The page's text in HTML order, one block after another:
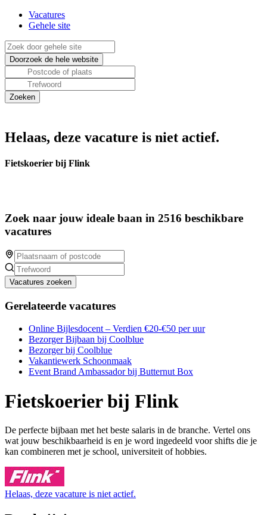
Vacatures
Gehele site
Helaas, deze vacature is niet actief.
Fietskoerier bij Flink
Zoek naar jouw ideale baan in 2516 beschikbare
vacatures
Vacatures zoeken
Gerelateerde vacatures
Online Bijlesdocent – Verdien €20-€50 per uur
Bezorger Bijbaan bij Coolblue
Bezorger bij Coolblue
Vakantiewerk Schoonmaak
Event Brand Ambassador bij Butternut Box
Fietskoerier bij Flink
De perfecte bijbaan met het beste salaris in de branche. Vertel ons
wat jouw beschikbaarheid is en je word ingedeeld voor shifts die je
kan combineren met je school, universiteit of hobbies.
Helaas, deze vacature is niet actief.